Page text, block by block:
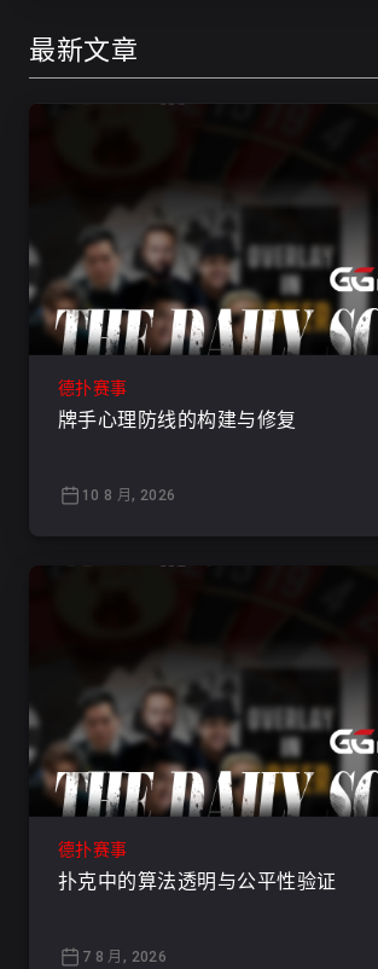
最新文章
德扑赛事
牌手心理防线的构建与修复
10 8 月, 2026
德扑赛事
扑克中的算法透明与公平性验证
7 8 月, 2026